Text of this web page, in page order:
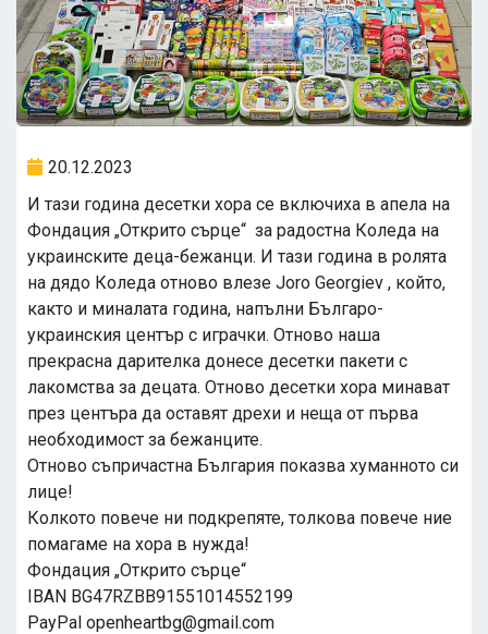
20.12.2023
И тази година десетки хора се включиха в апела на
Фондация „Открито сърце“ за радостна Коледа на
украинските деца-бежанци. И тази година в ролята
на дядо Коледа отново влезе Joro Georgiev , който,
както и миналата година, напълни Българо-
украинския център с играчки. Отново наша
прекрасна дарителка донесе десетки пакети с
лакомства за децата. Отново десетки хора минават
през центъра да оставят дрехи и неща от първа
необходимост за бежанците.
Отново съпричастна България показва хуманното си
лице!
Колкото повече ни подкрепяте, толкова повече ние
помагаме на хора в нужда!
Фондация „Открито сърце“
IBAN BG47RZBB91551014552199
PayPal openheartbg@gmail.com